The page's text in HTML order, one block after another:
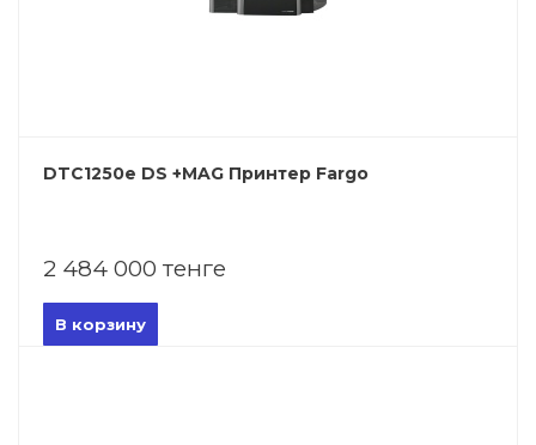
DTC1250e DS +MAG Принтер Fargo
2 484 000 тенге
В корзину